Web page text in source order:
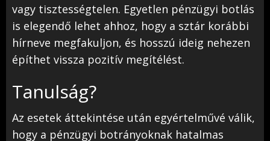
vagy tisztességtelen. Egyetlen pénzügyi botlás
is elegendő lehet ahhoz, hogy a sztár korábbi
hírneve megfakuljon, és hosszú ideig nehezen
építhet vissza pozitív megítélést.
Tanulság?
Az esetek áttekintése után egyértelművé válik,
hogy a pénzügyi botrányoknak hatalmas